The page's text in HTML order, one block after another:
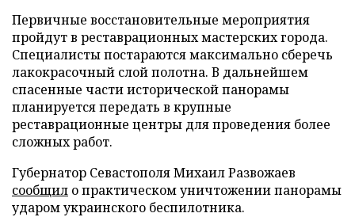
Первичные восстановительные мероприятия
пройдут в реставрационных мастерских города.
Специалисты постараются максимально сберечь
лакокрасочный слой полотна. В дальнейшем
спасенные части исторической панорамы
планируется передать в крупные
реставрационные центры для проведения более
сложных работ.
Губернатор Севастополя Михаил Развожаев
сообщил о практическом уничтожении панорамы
ударом украинского беспилотника.